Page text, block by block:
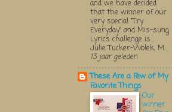
and we have decided
that the winner of our
very special "Try
Everyday" and Mis-sung
Lyrics challenge is...
Julie Tucker-Wolek, M...
13 jaar geleden
These Are a Few of My
Favorite Things
Our
winner